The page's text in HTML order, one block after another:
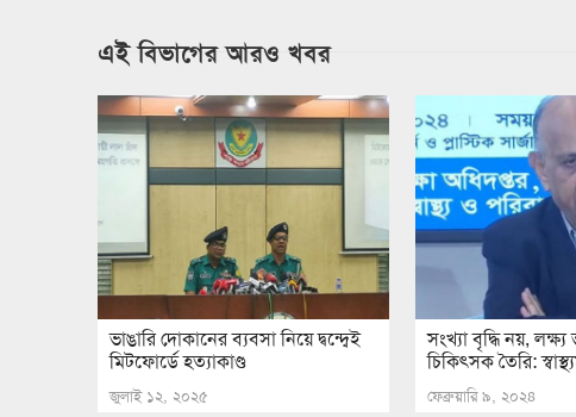
এই বিভাগের আরও খবর
ভাঙারি দোকানের ব্যবসা নিয়ে দ্বন্দ্বেই
মিটফোর্ডে হত্যাকাণ্ড
জুলাই ১২, ২০২৫
সংখ্যা বৃদ্ধি নয়,
চিকিৎসক তৈরি:
ফেব্রুয়ারি ৯, ২০২৪